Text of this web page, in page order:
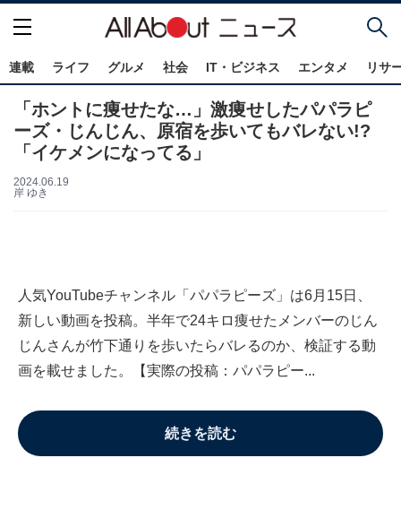
連載 ライフ グルメ 社会 IT・ビジネス エンタメ リサ
「ホントに痩せたな…」激痩せしたパパラピ
ーズ・じんじん、原宿を歩いてもバレない!?
「イケメンになってる」
2024.06.19
岸 ゆき
人気YouTubeチャンネル「パパラピーズ」は6月15日、
新しい動画を投稿。半年で24キロ痩せたメンバーのじん
じんさんが竹下通りを歩いたらバレるのか、検証する動
画を載せました。【実際の投稿：パパラピー...
続きを読む